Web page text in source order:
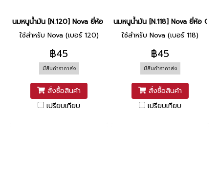
นมหนูน้ำมัน [N.120] Nova ยี่ห้อ CCD
ใช้สำหรับ Nova (เบอร์ 120)
฿45
มีสินค้าราคาส่ง
สั่งซื้อสินค้า
เปรียบเทียบ
นมหนูน้ำมัน [N.118] Nova ยี่ห้อ CCD
ใช้สำหรับ Nova (เบอร์ 118)
฿45
มีสินค้าราคาส่ง
สั่งซื้อสินค้า
เปรียบเทียบ